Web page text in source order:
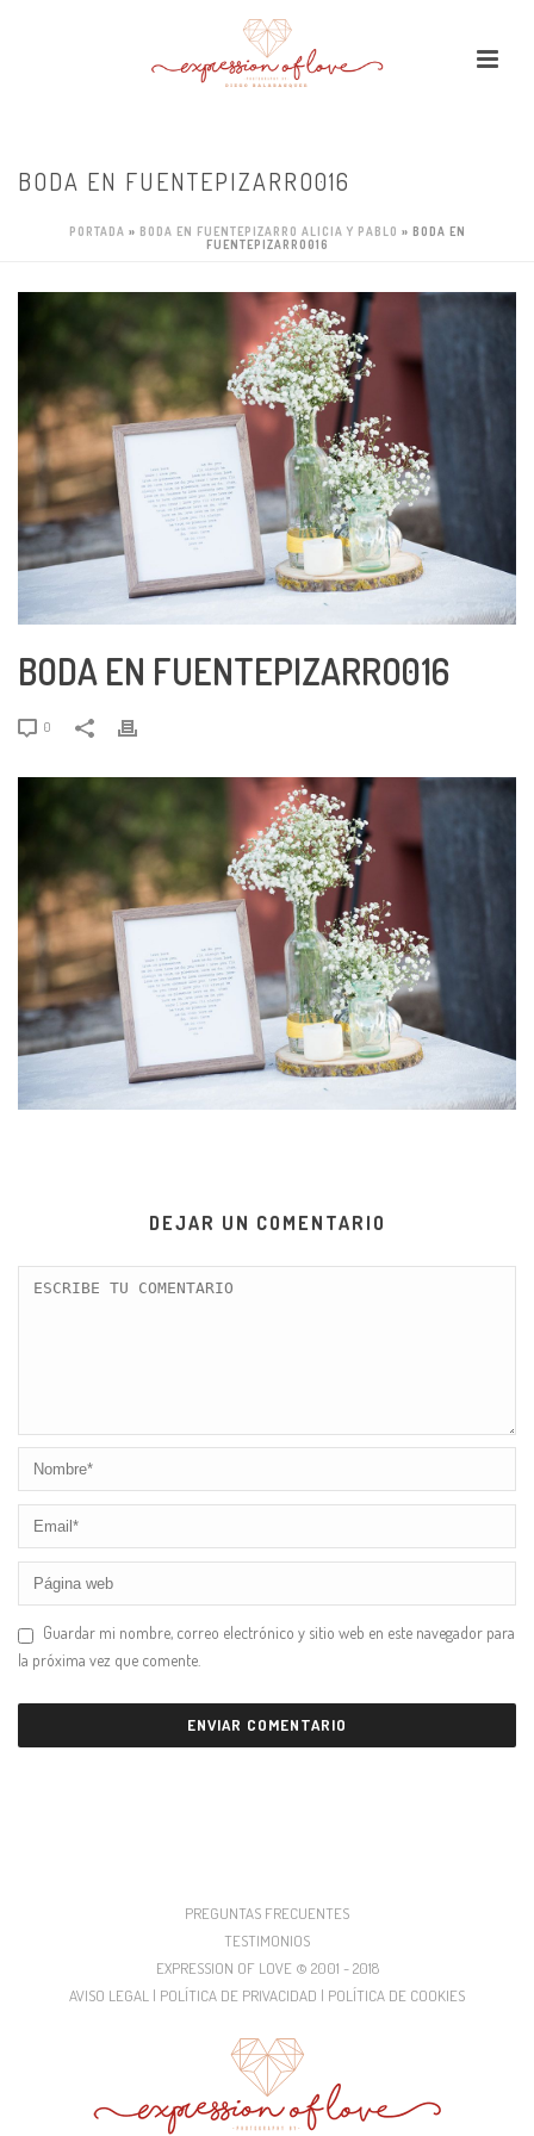
BODA EN FUENTEPIZARRO016
PORTADA » BODA EN FUENTEPIZARRO ALICIA Y PABLO » BODA EN
FUENTEPIZARRO016
BODA EN FUENTEPIZARRO016
0
DEJAR UN COMENTARIO
Guardar mi nombre, correo electrónico y sitio web en este navegador para
la próxima vez que comente.
PREGUNTAS FRECUENTES
TESTIMONIOS
EXPRESSION OF LOVE © 2001 - 2018
AVISO LEGAL | POLÍTICA DE PRIVACIDAD | POLÍTICA DE COOKIES